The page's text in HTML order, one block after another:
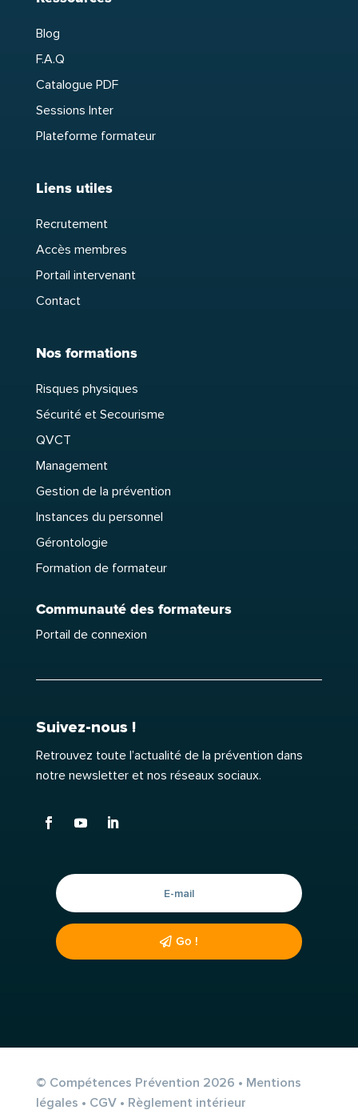
Blog
F.A.Q
Catalogue PDF
Sessions Inter
Plateforme formateur
Liens utiles
Recrutement
Accès membres
Portail intervenant
Contact
Nos formations
Risques physiques
Sécurité et Secourisme
QVCT
Management
Gestion de la prévention
Instances du personnel
Gérontologie
Formation de formateur
Communauté des formateurs
Portail de connexion
Suivez-nous !
Retrouvez toute l’actualité de la prévention dans
notre newsletter et nos réseaux sociaux.
Go !
© Compétences Prévention 2026 • Mentions
légales • CGV• Règlement intérieur